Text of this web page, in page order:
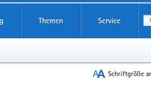
Themen Service
Schriftgröße